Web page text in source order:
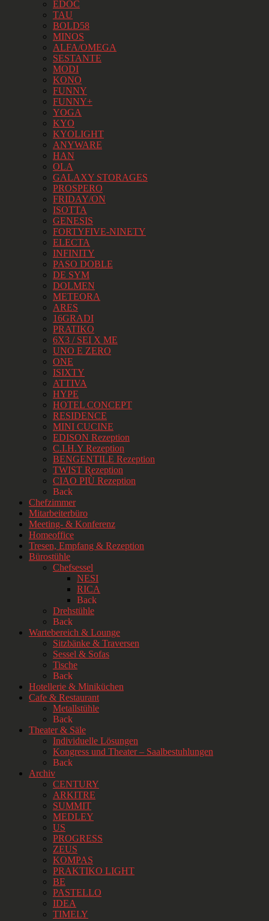
EDOC
TAU
BOLD58
MINOS
ALFA/OMEGA
SESTANTE
MODI
KONO
FUNNY
FUNNY+
YOGA
KYO
KYOLIGHT
ANYWARE
HAN
OLA
GALAXY STORAGES
PROSPERO
FRIDAY/ON
ISOTTA
GENESIS
FORTYFIVE-NINETY
ELECTA
INFINITY
PASO DOBLE
DE SYM
DOLMEN
METEORA
ARES
16GRADI
PRATIKO
6X3 / SEI X ME
UNO E ZERO
ONE
ISIXTY
ATTIVA
HYPE
HOTEL CONCEPT
RESIDENCE
MINI CUCINE
EDISON Rezeption
C.I.H.Y Rezeption
BENGENTILE Rezeption
TWIST Rezeption
CIAO PIÙ Rezeption
Back
Chefzimmer
Mitarbeiterbüro
Meeting- & Konferenz
Homeoffice
Tresen, Empfang & Rezeption
Bürostühle
Chefsessel
NESI
RICA
Back
Drehstühle
Back
Wartebereich & Lounge
Sitzbänke & Traversen
Sessel & Sofas
Tische
Back
Hotellerie & Miniküchen
Cafe & Restaurant
Metallstühle
Back
Theater & Säle
Individuelle Lösungen
Kongress und Theater – Saalbestuhlungen
Back
Archiv
CENTURY
ARKITRE
SUMMIT
MEDLEY
US
PROGRESS
ZEUS
KOMPAS
PRAKTIKO LIGHT
BE
PASTELLO
IDEA
TIMELY